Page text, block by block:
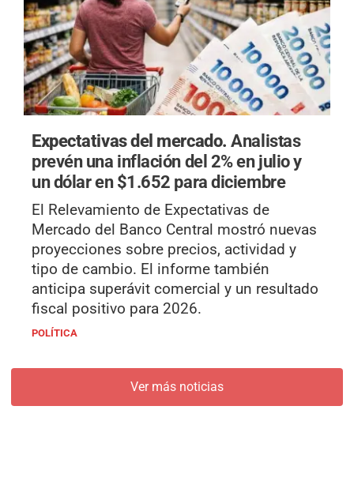
Expectativas del mercado.Analistas
prevén una inflación del 2% en julio y
un dólar en $1.652 para diciembre
El Relevamiento de Expectativas de
Mercado del Banco Central mostró nuevas
proyecciones sobre precios, actividad y
tipo de cambio. El informe también
anticipa superávit comercial y un resultado
fiscal positivo para 2026.
POLÍTICA
Ver más noticias